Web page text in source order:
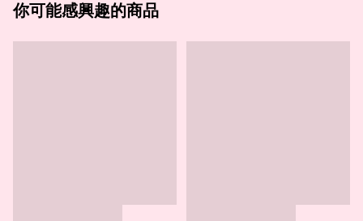
你可能感興趣的商品